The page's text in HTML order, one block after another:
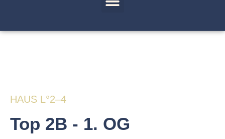
HAUS L°2–4
Top 2B - 1. OG